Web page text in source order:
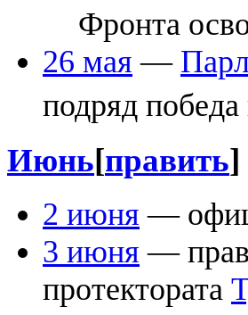
Фронта
26 мая —
подряд победа
Июнь[править]
2 июня —
3 июня —
протектората